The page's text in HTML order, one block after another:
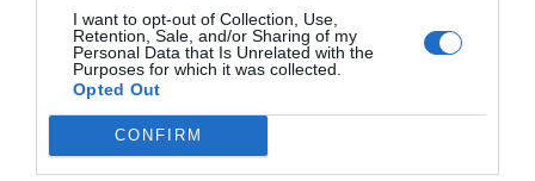
I want to opt-out of Collection, Use,
Retention, Sale, and/or Sharing of my
Personal Data that Is Unrelated with the
Purposes for which it was collected.
Opted Out
CONFIRM